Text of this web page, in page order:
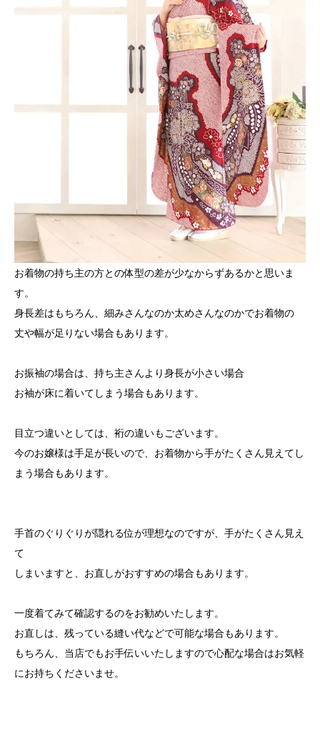
お着物の持ち主の方との体型の差が少なからずあるかと思いま
す。
身長差はもちろん、細みさんなのか太めさんなのかでお着物の
丈や幅が足りない場合もあります。
お振袖の場合は、持ち主さんより身長が小さい場合
お袖が床に着いてしまう場合もあります。
目立つ違いとしては、裄の違いもございます。
今のお嬢様は手足が長いので、お着物から手がたくさん見えてし
まう場合もあります。
手首のぐりぐりが隠れる位が理想なのですが、手がたくさん見え
て
しまいますと、お直しがおすすめの場合もあります。
一度着てみて確認するのをお勧めいたします。
お直しは、残っている縫い代などで可能な場合もあります。
もちろん、当店でもお手伝いいたしますので心配な場合はお気軽
にお持ちくださいませ。